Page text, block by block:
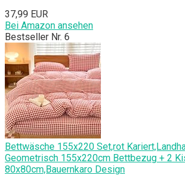
37,99 EUR
Bei Amazon ansehen
Bestseller Nr. 6
Bettwäsche 155x220 Set,rot
Geometrisch 155x220cm Bettbezug + 2
80x80cm,Bauernkaro Design